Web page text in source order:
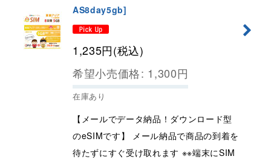
AS8day5gb]
1,235円(税込)
希望小売価格: 1,300円
在庫あり
【メールでデータ納品！ダウンロード型
のeSIMです】 メール納品で商品の到着を
待たずにすぐ受け取れます ※※端末にSIM